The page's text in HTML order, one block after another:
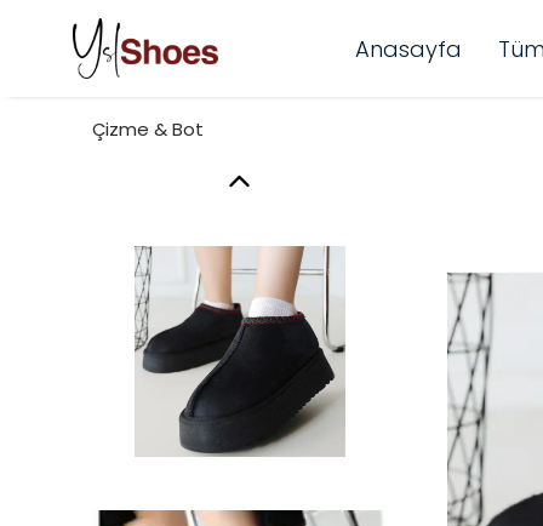
Anasayfa
Çizme & Bot